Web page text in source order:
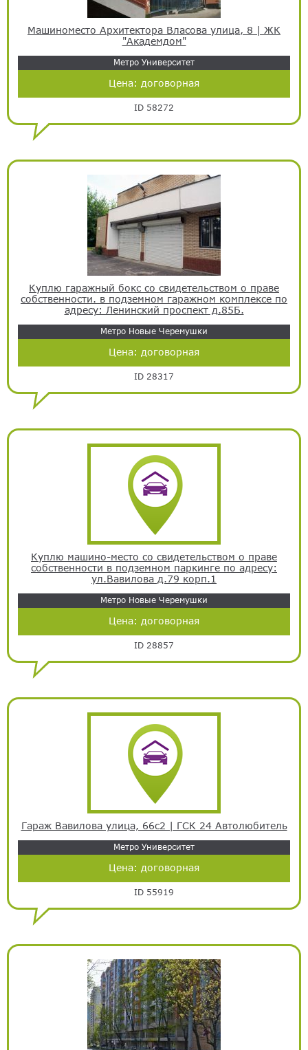
Машиноместо Архитектора Власова улица, 8 | ЖК
"Академдом"
Метро Университет
Цена: договорная
ID 58272
Куплю гаражный бокс со свидетельством о праве
собственности. в подземном гаражном комплексе по
адресу: Ленинский проспект д.85Б.
Метро Новые Черемушки
Цена: договорная
ID 28317
Куплю машино-место со свидетельством о праве
собственности в подземном паркинге по адресу:
ул.Вавилова д.79 корп.1
Метро Новые Черемушки
Цена: договорная
ID 28857
Гараж Вавилова улица, 66с2 | ГСК 24 Автолюбитель
Метро Университет
Цена: договорная
ID 55919